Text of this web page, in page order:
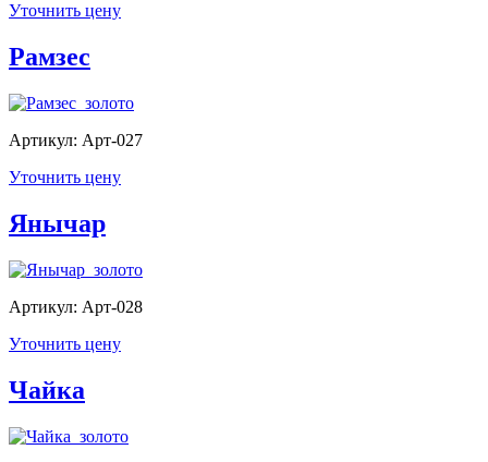
Уточнить цену
Рамзес
Артикул: Арт-027
Уточнить цену
Янычар
Артикул: Арт-028
Уточнить цену
Чайка